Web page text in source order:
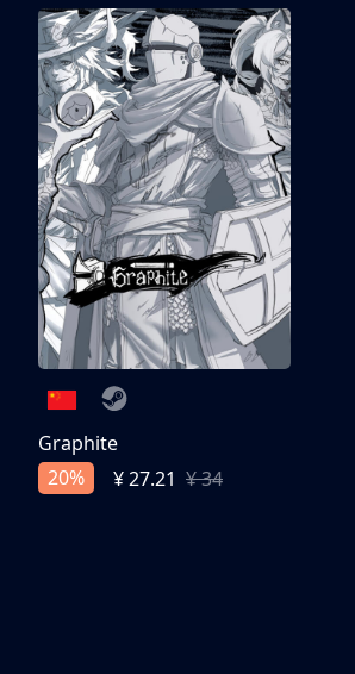
Graphite
20%
¥ 27.21 ¥ 34